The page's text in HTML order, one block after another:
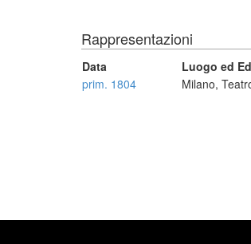
Rappresentazioni
Data Luogo ed
prim. 1804
Milano,